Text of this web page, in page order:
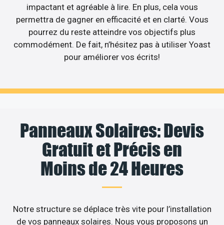
impactant et agréable à lire. En plus, cela vous
permettra de gagner en efficacité et en clarté. Vous
pourrez du reste atteindre vos objectifs plus
commodément. De fait, n’hésitez pas à utiliser Yoast
pour améliorer vos écrits!
Panneaux Solaires: Devis
Gratuit et Précis en
Moins de 24 Heures
Notre structure se déplace très vite pour l’installation
de vos panneaux solaires. Nous vous proposons un